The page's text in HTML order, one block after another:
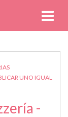
UNO IGUAL
-